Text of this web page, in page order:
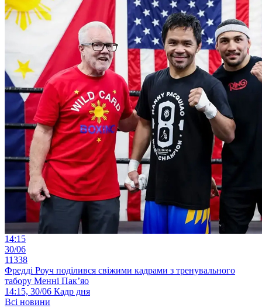
14:15
30/06
11338
Фредді Роуч поділився свіжими кадрами з тренувального
табору Менні Пак’яо
14:15, 30/06 Кадр дня
Всі новини